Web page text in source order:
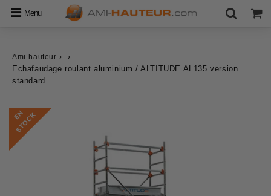
Menu
Ami-hauteur ›
›
Echafaudage roulant aluminium / ALTITUDE AL135 version
standard
E
N
S
T
O
C
K